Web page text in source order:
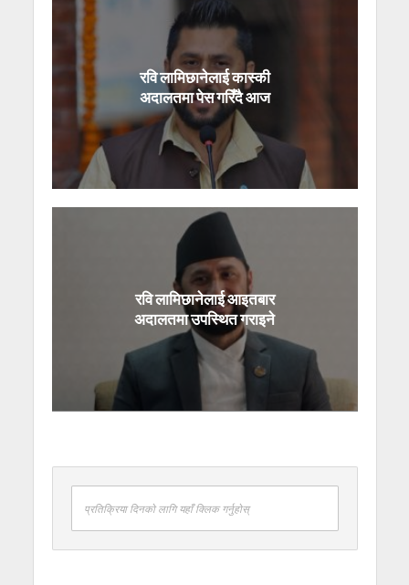
रवि लामिछानेलाई कास्की
अदालतमा पेस गरिँदै आज
रवि लामिछानेलाई आइतबार
अदालतमा उपस्थित गराइने
प्रतिक्रिया दिनको लागि यहाँ क्लिक गर्नुहोस्